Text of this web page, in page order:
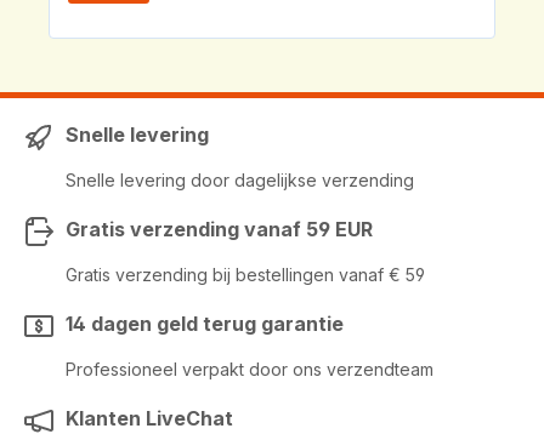
Snelle levering
Snelle levering door dagelijkse verzending
Gratis verzending vanaf 59 EUR
Gratis verzending bij bestellingen vanaf € 59
14 dagen geld terug garantie
Professioneel verpakt door ons verzendteam
Klanten LiveChat